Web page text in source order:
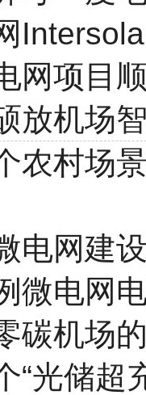
网项目
放机场
农村场
电网建
微电网
碳机场
“光储超